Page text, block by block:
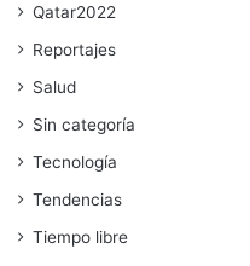
Qatar2022
Reportajes
Salud
Sin categoría
Tecnología
Tendencias
Tiempo libre